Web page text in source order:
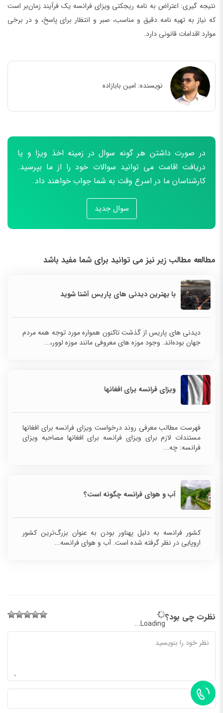
نتیجه گیری: اعتراض به نامه ریجکتی ویزای فرانسه یک فرآیند زمان‌بر است
که نیاز به تهیه نامه دقیق و مناسب، صبر و انتظار برای پاسخ، و در برخی
موارد اقدامات قانونی دارد.
نویسنده: امین بابازاده
در صورت داشتن هر گونه سوال در زمینه اخذ ویزا و یا
دریافت اقامت می توانید سوالات خود را از ما بپرسید.
کارشناسان ما در اسرع وقت به شما جواب خواهند داد.
سوال جدید
مطالعه مطالب زیر نیز می توانید برای شما مفید باشد
با بهترین دیدنی های پاریس آشنا شوید
دیدنی های پاریس از گذشت تاکنون همواره مورد توجه همه مردم
جهان بوده‌اند. وجود موزه های معروفی مانند موزه لوور،...
ویزای فرانسه برای افغانها
فهرست مطالب معرفی روند درخواست ویزای فرانسه برای افغانها
مستندات لازم برای ویزای فرانسه برای افغانها مصاحبه ویزای
فرانسه: چه...
آب و هوای فرانسه چگونه است؟
کشور فرانسه به دلیل پهناور بودن به عنوان بزرگ‌ترین کشور
اروپایی در نظر گرفته شده است. آب و هوای فرانسه...
نظرت چی بود؟
Loading...